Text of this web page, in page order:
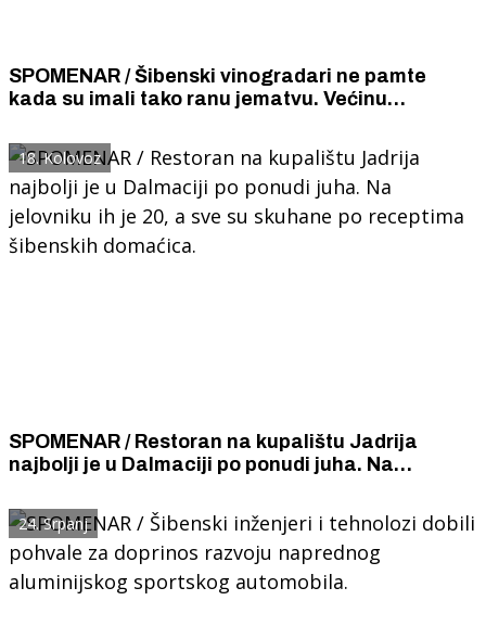
SPOMENAR / Šibenski vinogradari ne pamte
kada su imali tako ranu jematvu. Većinu
18. Kolovoz
SPOMENAR / Restoran na kupalištu Jadrija
najbolji je u Dalmaciji po ponudi juha. Na
šibenskih domaćica.
24. Srpanj